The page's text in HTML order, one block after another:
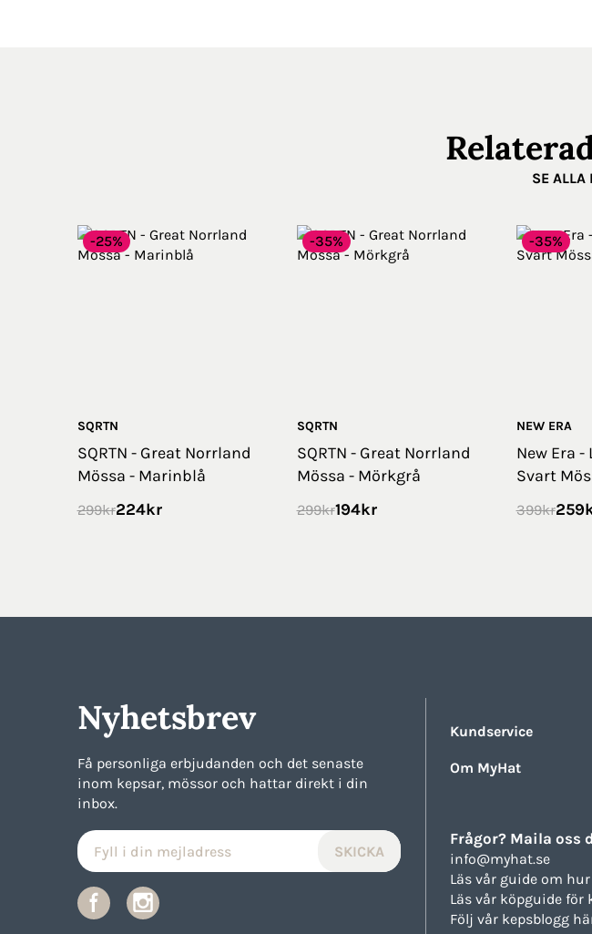
SE ALLA
-25%
SQRTN
SQRTN - Great Norrland
Mössa - Marinblå
299kr224kr
-35%
SQRTN
SQRTN - Great Norrland
Mössa - Mörkgrå
299kr194kr
-35%
NEW ERA
New Era -
Svart
399kr259
Nyhetsbrev
Få personliga erbjudanden och det senaste
inom kepsar, mössor och hattar direkt i din
inbox.
Kundservice
Om MyHat
Frågor? Maila oss
info@myhat.se
Läs vår guide om
Läs vår köpguide för
Följ vår kepsblogg